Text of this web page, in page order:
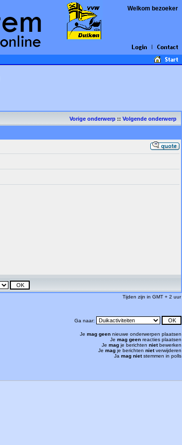
Welkom bezoeker
Vorige onderwerp :: Volgende onderwerp
Tijden zijn in GMT + 2 uur
Ga naar:
Je mag geen nieuwe onderwerpen plaatsen
Je mag geen reacties plaatsen
Je mag je berichten nietbewerken
Je mag je berichten nietverwijderen
Ja mag nietstemmen in polls